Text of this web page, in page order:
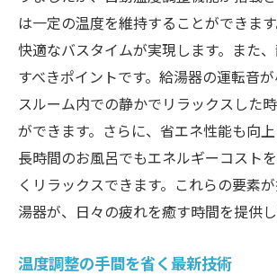
は一定の温度を維持することができます
快適なバスタイムが実現します。また
すべきポイントです。給湯器の運転音
スルーム内での静かでリラックスした
ができます。さらに、省エネ性能も向上
長時間のお風呂でもエネルギーコスト
くリラックスできます。これらの要素
湯器が、日々の疲れを癒す時間を提供し
温度調整の手間を省く最新技術